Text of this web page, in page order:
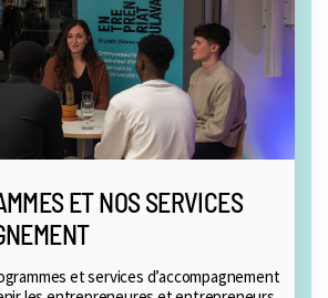
ET NOS SERVICES
et services d’accompagnement